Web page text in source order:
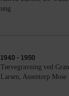
ung
1940 - 1950
Tørvegravning ved
Larsen, Assentorp Mose